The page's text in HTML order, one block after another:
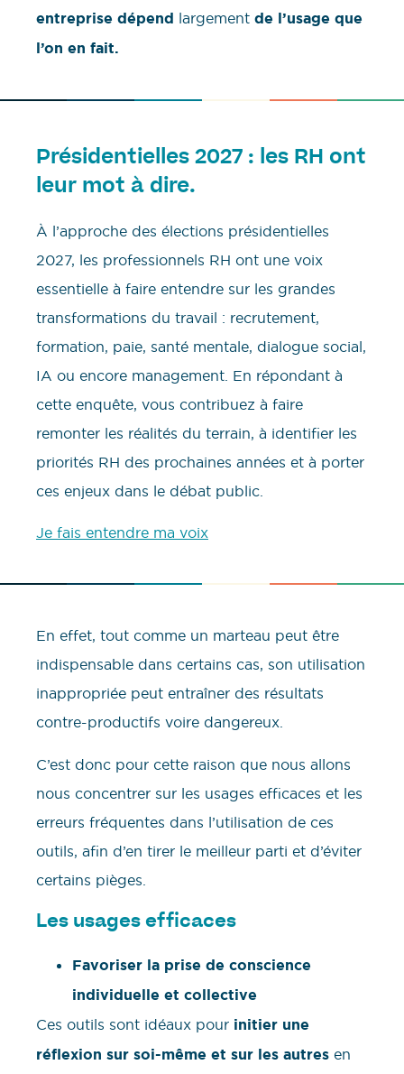
entreprise dépend largement de l’usage que
l’on en fait.
Présidentielles 2027 : les RH ont
leur mot à dire.
À l’approche des élections présidentielles
2027, les professionnels RH ont une voix
essentielle à faire entendre sur les grandes
transformations du travail : recrutement,
formation, paie, santé mentale, dialogue social,
IA ou encore management. En répondant à
cette enquête, vous contribuez à faire
remonter les réalités du terrain, à identifier les
priorités RH des prochaines années et à porter
ces enjeux dans le débat public.
Je fais entendre ma voix
En effet, tout comme un marteau peut être
indispensable dans certains cas, son utilisation
inappropriée peut entraîner des résultats
contre-productifs voire dangereux.
C’est donc pour cette raison que nous allons
nous concentrer sur les usages efficaces et les
erreurs fréquentes dans l’utilisation de ces
outils, afin d’en tirer le meilleur parti et d’éviter
certains pièges.
Les usages efficaces
Favoriser la prise de conscience
individuelle et collective
Ces outils sont idéaux pour initier une
réflexion sur soi-même et sur les autres en